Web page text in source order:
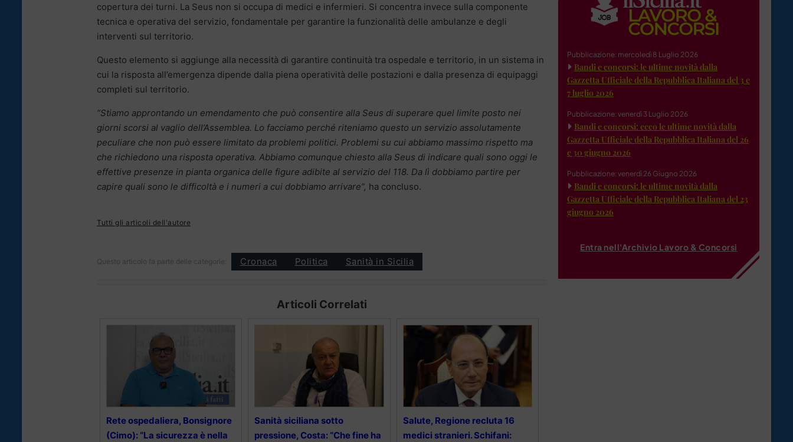
copertura dei turni. La Seus non si occupa di medici e infermieri. Si concentra invece sulla componente
tecnica e operativa del servizio, fondamentale per garantire la funzionalità delle ambulanze e degli
interventi sul territorio.
Questo elemento si aggiunge alla necessità di garantire continuità tra ospedale e territorio, in un sistema in
cui la risposta all’emergenza dipende dalla piena operatività delle postazioni e dalla presenza di equipaggi
completi sul territorio.
“Stiamo approntando un emendamento che può consentire alla Seus di superare quel limite posto nei
giorni scorsi al vaglio dell’Assemblea. Lo facciamo perché riteniamo questo un servizio assolutamente
peculiare che non può essere limitato da problemi politici. Problemi su cui abbiamo massimo rispetto ma
che richiedono una risposta operativa. Abbiamo comunque chiesto alla Seus di indicare quali sono oggi le
effettive presenze in pianta organica delle figure adibite al servizio del 118. Da lì dobbiamo partire per
capire quali sono le difficoltà e i numeri a cui dobbiamo arrivare”, ha concluso.
Tutti gli articoli dell'autore
Questo articolo fa parte delle categorie: Cronaca Politica Sanità in Sicilia
Articoli Correlati
Rete ospedaliera, Bonsignore
(Cimo): “La sicurezza è nella
Sanità siciliana sotto
pressione, Costa: “Che fine ha
Salute, Regione recluta 16
medici stranieri. Schifani:
Pubblicazione: mercoledì 8 Luglio 2026
Bandi e concorsi: le ultime novità dalla
Gazzetta Ufficiale della Repubblica Italiana del 3 e
7 luglio 2026
Pubblicazione: venerdì 3 Luglio 2026
Bandi e concorsi: ecco le ultime novità dalla
Gazzetta Ufficiale della Repubblica Italiana del 26
e 30 giugno 2026
Pubblicazione: venerdì 26 Giugno 2026
Bandi e concorsi: le ultime novità dalla
Gazzetta Ufficiale della Repubblica Italiana del 23
giugno 2026
Entra nell'Archivio Lavoro & Concorsi